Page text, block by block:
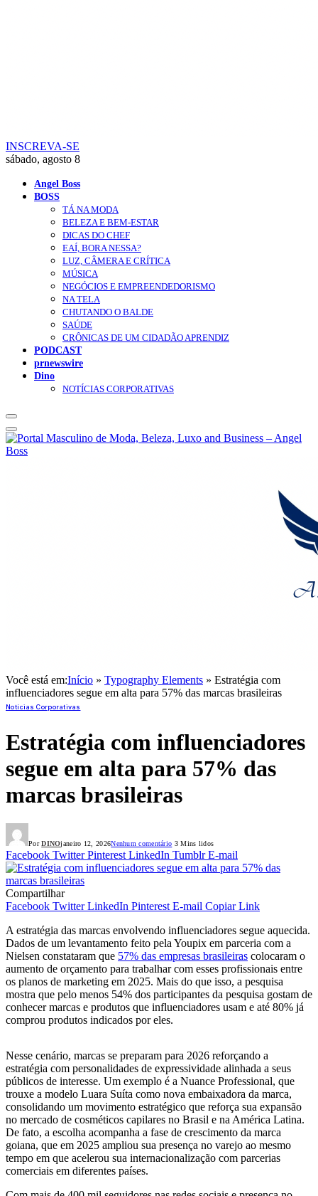
INSCREVA-SE
sábado, agosto 8
Angel Boss
BOSS
TÁ NA MODA
BELEZA E BEM-ESTAR
DICAS DO CHEF
EAÍ, BORA NESSA?
LUZ, CÂMERA E CRÍTICA
MÚSICA
NEGÓCIOS E EMPREENDEDORISMO
NA TELA
CHUTANDO O BALDE
SAÚDE
CRÔNICAS DE UM CIDADÃO APRENDIZ
PODCAST
prnewswire
Dino
NOTÍCIAS CORPORATIVAS
Você está em:Início » Typography Elements » Estratégia com
influenciadores segue em alta para 57% das marcas brasileiras
Notícias Corporativas
Estratégia com influenciadores
segue em alta para 57% das
marcas brasileiras
Por DINOjaneiro 12, 2026Nenhum comentário 3 Mins lidos
Facebook Twitter Pinterest LinkedIn Tumblr E-mail
Compartilhar
Facebook Twitter LinkedIn Pinterest E-mail Copiar Link
A estratégia das marcas envolvendo influenciadores segue aquecida.
Dados de um levantamento feito pela Youpix em parceria com a
Nielsen constataram que 57% das empresas brasileiras colocaram o
aumento de orçamento para trabalhar com esses profissionais entre
os planos de marketing em 2025. Mais do que isso, a pesquisa
mostra que pelo menos 54% dos participantes da pesquisa gostam de
conhecer marcas e produtos que influenciadores usam e até 80% já
comprou produtos indicados por eles.
Nesse cenário, marcas se preparam para 2026 reforçando a
estratégia com personalidades de expressividade alinhada a seus
públicos de interesse. Um exemplo é a Nuance Professional, que
trouxe a modelo Luara Suíta como nova embaixadora da marca,
consolidando um movimento estratégico que reforça sua expansão
no mercado de cosméticos capilares no Brasil e na América Latina.
De fato, a escolha acompanha a fase de crescimento da marca
goiana, que em 2025 ampliou sua presença no varejo ao mesmo
tempo em que acelerou sua internacionalização com parcerias
comerciais em diferentes países.